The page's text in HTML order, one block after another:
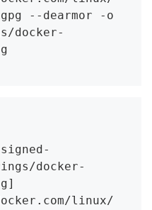
--dearmor -o
docker-
docker-
linux/